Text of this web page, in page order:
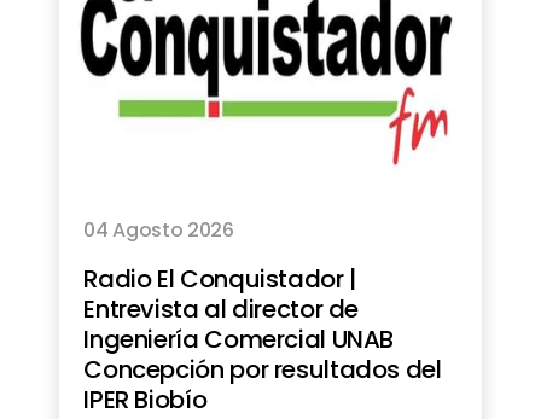
04 Agosto 2026
Radio El Conquistador |
Entrevista al director de
Ingeniería Comercial UNAB
Concepción por resultados del
IPER Biobío